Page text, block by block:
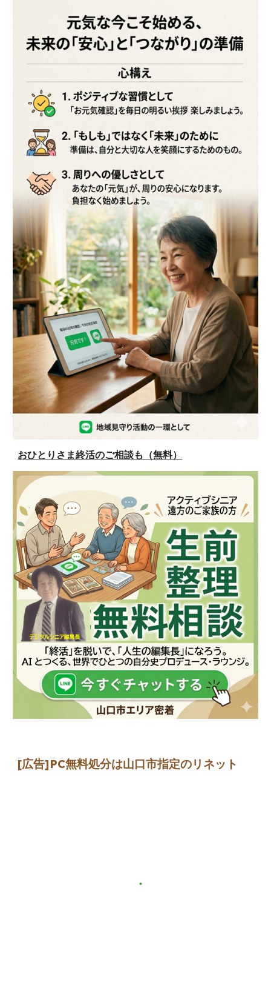
おひとりさま終活のご相談も（無料）
[広告]PC無料処分は山口市指定のリネット